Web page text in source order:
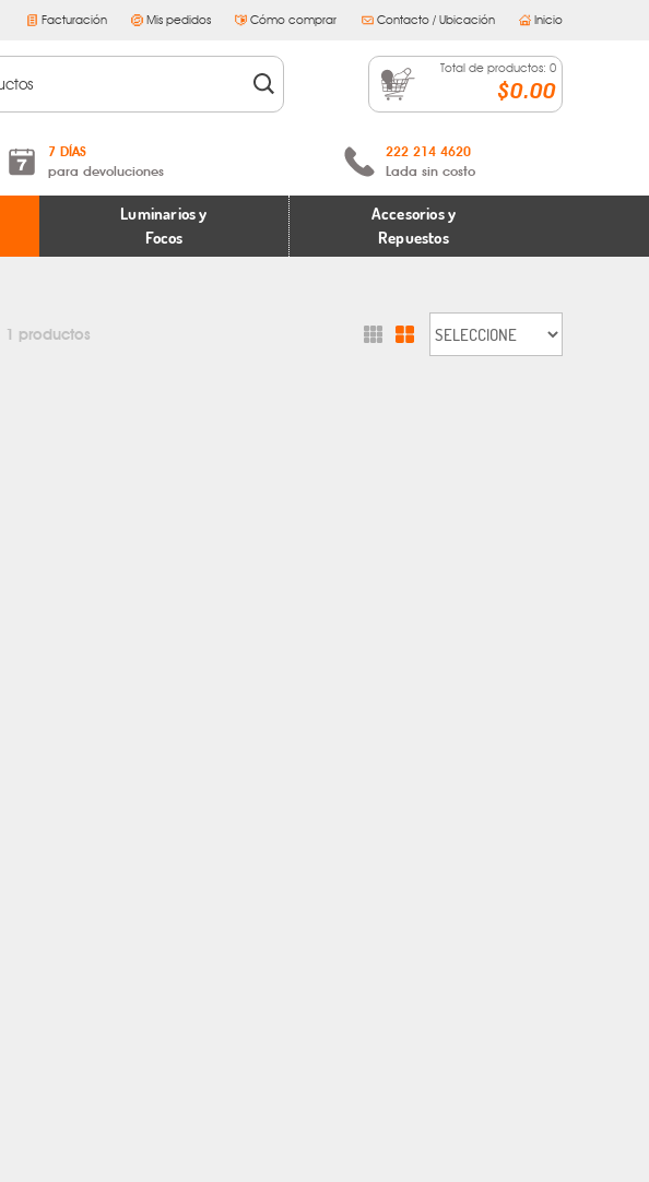
Facturación Mis pedidos Cómo comprar Contacto / Ubicación Inicio
Total de productos: 0
$0.00
7 DÍAS
para devoluciones
Términos y condiciones
Políticas de devoluciones
222 214 4620
Lada sin costo
Luminarios y
Focos
Accesorios y
Repuestos
1 productos